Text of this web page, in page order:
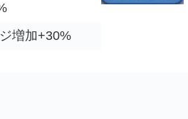
増加+30%